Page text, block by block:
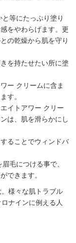
等にたっぷり塗り
をやわらげます。更
の乾燥から肌を守り
を持たせたい所に塗
ー クリームに含ま
す。
イトアワー クリー
は、肌を滑らかにし
ることでウィンドバ
毛につける事で、
できます。
様々な肌トラブル
ナインに例える人